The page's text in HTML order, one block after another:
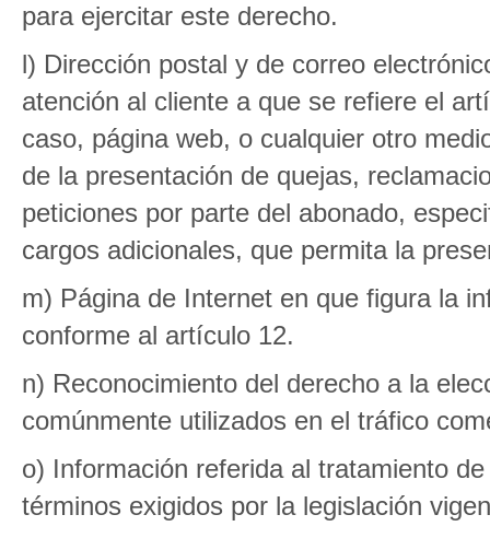
para ejercitar este derecho.
l) Dirección postal y de correo
atención al cliente a que se refiere el
caso, página web, o cualquier otro
de la presentación de quejas,
peticiones por parte del abonado,
cargos adicionales, que permita la
m) Página de Internet en que figura la
conforme al artículo 12.
n) Reconocimiento del derecho a la
comúnmente utilizados en el tráfico
o) Información referida al tratamiento
términos exigidos por la legislación